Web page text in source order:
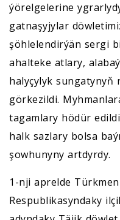
ýörelgelerine
gatnaşyjylar
şöhlelendirýän sergi
ahalteke atlary,
halyçylyk sungatynyň
görkezildi.
tagamlary hödür
halk sazlary bolsa
şowhunyny artdyrdy.
1-nji aprelde
Respublikasyndaky